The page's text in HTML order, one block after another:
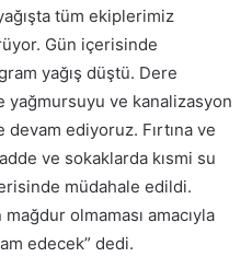
tüm ekiplerimiz
Gün içerisinde
yağış düştü. Dere
yağmursuyu ve kanalizasyon
ediyoruz. Fırtına ve
ve sokaklarda kısmi su
müdahale edildi.
olmaması amacıyla
edecek” dedi.